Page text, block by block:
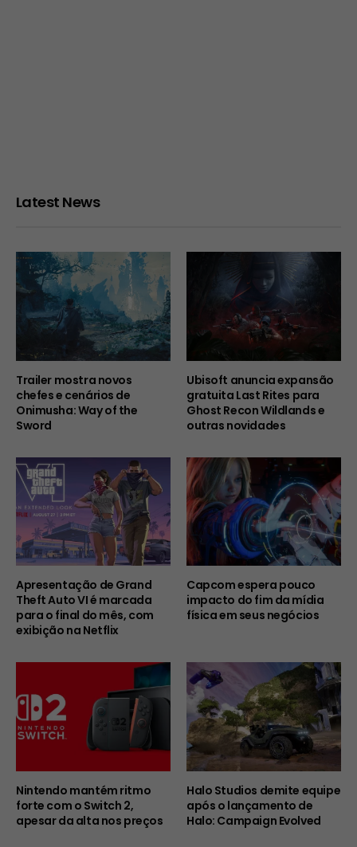
Latest News
Trailer mostra novos
chefes e cenários de
Onimusha: Way of the
Sword
Ubisoft anuncia expansão
gratuita Last Rites para
Ghost Recon Wildlands e
outras novidades
Apresentação de Grand
Theft Auto VI é marcada
para o final do mês, com
exibição na Netflix
Capcom espera pouco
impacto do fim da mídia
física em seus negócios
Nintendo mantém ritmo
forte com o Switch 2,
apesar da alta nos preços
Halo Studios demite equipe
após o lançamento de
Halo: Campaign Evolved